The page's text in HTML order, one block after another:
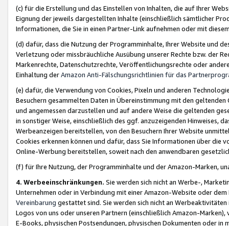
(c) für die Erstellung und das Einstellen von Inhalten, die auf Ihrer
Eignung der jeweils dargestellten Inhalte (einschließlich sämtlicher
Informationen, die Sie in einen Partner-Link aufnehmen oder mit
(d) dafür, dass die Nutzung der Programminhalte, Ihrer Website und
Verletzung oder missbräuchliche Ausübung unserer Rechte bzw. der
Markenrechte, Datenschutzrechte, Veröffentlichungsrechte oder
Einhaltung derAmazon Anti-Fälschungsrichtlinien für das
(e) dafür, die Verwendung von Cookies, Pixeln und anderen
Besuchern gesammelten Daten in Übereinstimmung mit den
und angemessen darzustellen und auf andere Weise die geltenden
in sonstiger Weise, einschließlich des ggf. anzuzeigenden Hinweises,
Werbeanzeigen bereitstellen, von den Besuchern Ihrer Website
Cookies erkennen können und dafür, dass Sie Informationen über die
Online-Werbung bereitstellen, soweit nach den anwendbaren
(f) für Ihre Nutzung, der Programminhalte und der Amazon-Marken,
4. Werbeeinschränkungen. Sie werden sich nicht an Werbe-,
Unternehmen oder in Verbindung mit einer Amazon-Website oder
Vereinbarung gestattet sind. Sie werden sich nicht an
Logos von uns oder unseren Partnern (einschließlich Amazon-
E-Books, physischen Postsendungen, physischen Dokumenten oder in